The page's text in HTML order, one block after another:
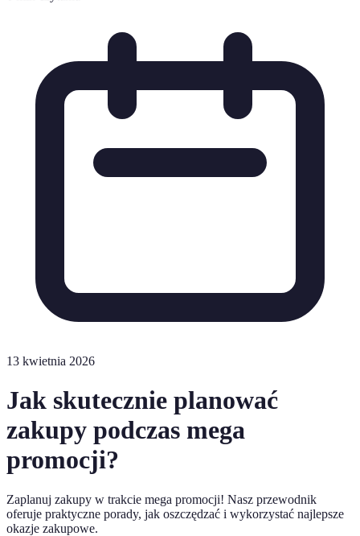
13 kwietnia 2026
Jak skutecznie planować
zakupy podczas mega
promocji?
Zaplanuj zakupy w trakcie mega promocji! Nasz przewodnik
oferuje praktyczne porady, jak oszczędzać i wykorzystać najlepsze
okazje zakupowe.